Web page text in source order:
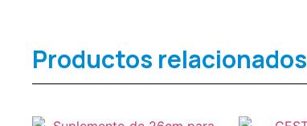
Productos relacionados